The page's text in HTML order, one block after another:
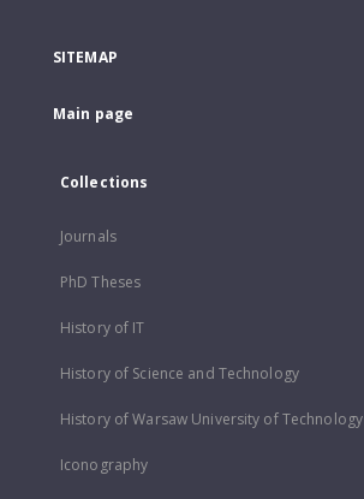
SITEMAP
Main page
Collections
Journals
PhD Theses
History of IT
History of Science and Technology
History of Warsaw University of Technology
Iconography